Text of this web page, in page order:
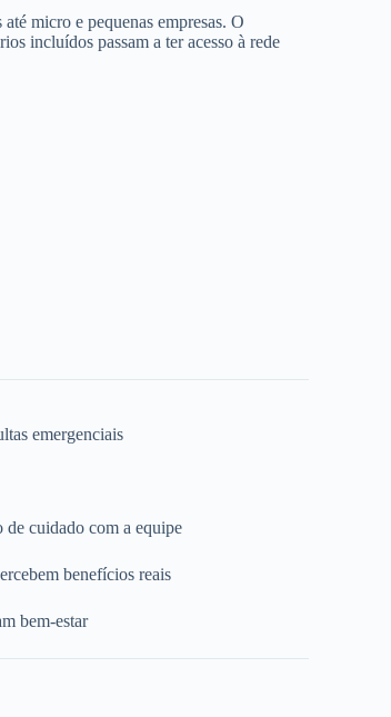
micro e pequenas empresas. O
incluídos passam a ter acesso à rede
emergenciais
de cuidado com a equipe
benefícios reais
bem-estar